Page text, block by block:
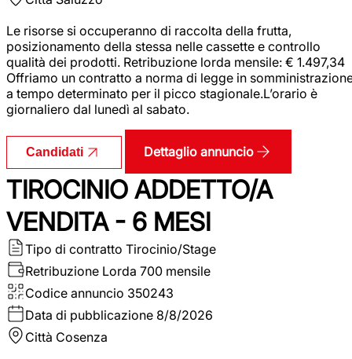
Le risorse si occuperanno di raccolta della frutta,
posizionamento della stessa nelle cassette e controllo
qualità dei prodotti. Retribuzione lorda mensile: € 1.497,34
Offriamo un contratto a norma di legge in
a tempo determinato per il picco stagionale.L’orario è
giornaliero dal lunedì al sabato.
Candidati Dettaglio annuncio
TIROCINIO ADDETTO/A
VENDITA - 6 MESI
Tipo di contratto Tirocinio/Stage
Retribuzione Lorda 700 mensile
Codice annuncio 350243
Data di pubblicazione 8/8/2026
Città Cosenza